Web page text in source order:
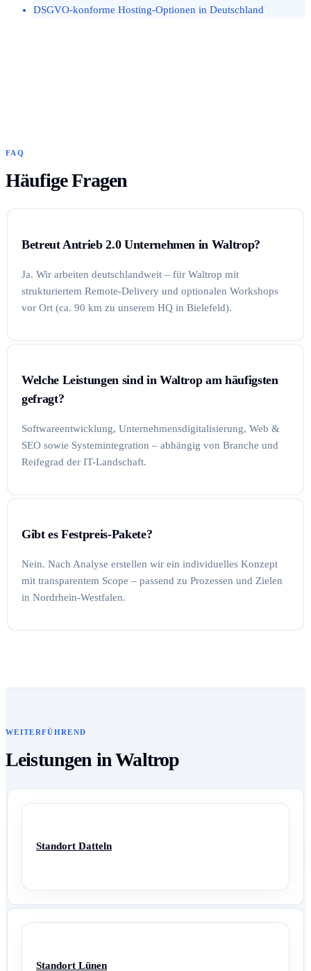
DSGVO-konforme Hosting-Optionen in Deutschland
FAQ
Häufige Fragen
Betreut Antrieb 2.0 Unternehmen in Waltrop?
Ja. Wir arbeiten deutschlandweit – für Waltrop mit
strukturiertem Remote-Delivery und optionalen Workshops
vor Ort (ca. 90 km zu unserem HQ in Bielefeld).
Welche Leistungen sind in Waltrop am häufigsten
gefragt?
Softwareentwicklung, Unternehmensdigitalisierung, Web &
SEO sowie Systemintegration – abhängig von Branche und
Reifegrad der IT-Landschaft.
Gibt es Festpreis-Pakete?
Nein. Nach Analyse erstellen wir ein individuelles Konzept
mit transparentem Scope – passend zu Prozessen und Zielen
in Nordrhein-Westfalen.
WEITERFÜHREND
Leistungen in Waltrop
Standort Datteln
Standort Lünen